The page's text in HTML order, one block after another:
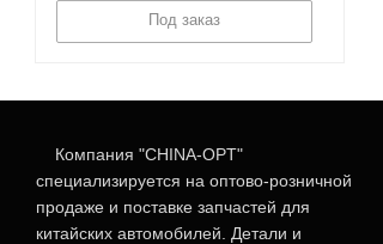
Под заказ
Компания "CHINA-OPT"
специализируется на оптово-розничной
продаже и поставке запчастей для
китайских автомобилей. Детали и